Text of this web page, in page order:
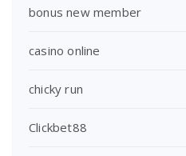
bonus new member
casino online
chicky run
Clickbet88